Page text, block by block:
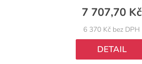
6 370 Kč bez DPH
7 707,70 Kč
DETAIL